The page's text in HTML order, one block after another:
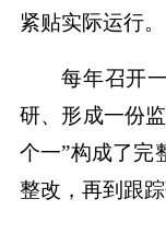
紧贴实际运行。
每年召开
研、形成一份
个一”构成了完
整改，再到跟